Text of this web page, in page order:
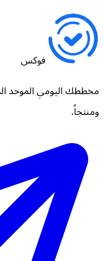
فوكس
مخططك اليومي الموحد
ومنتجاً.